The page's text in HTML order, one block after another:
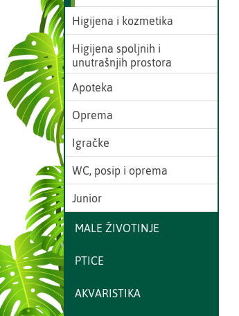
Higijena i kozmetika
Higijena spoljnih i
unutrašnjih prostora
Apoteka
Oprema
Igračke
WC, posip i oprema
Junior
MALE ŽIVOTINJE
PTICE
AKVARISTIKA